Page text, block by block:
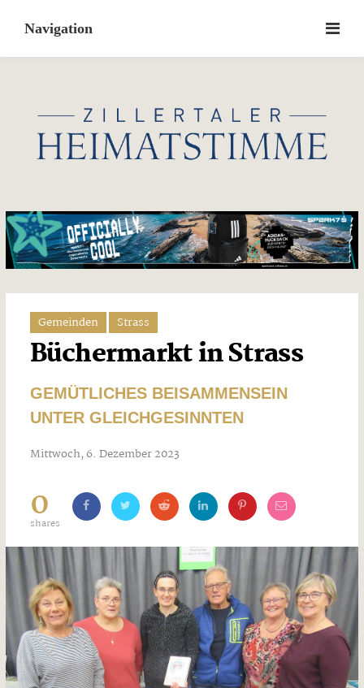
content
Gemeinden Strass
Büchermarkt in Strass
GEMÜTLICHES BEISAMMENSEIN
UNTER GLEICHGESINNTEN
Mittwoch, 6. Dezember 2023
0
shares